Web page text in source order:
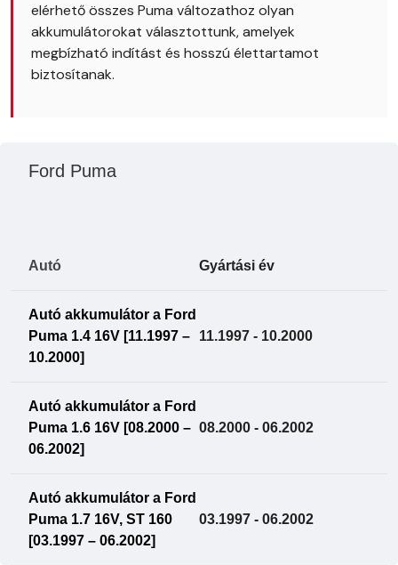
elérhető összes Puma változathoz olyan
akkumulátorokat választottunk, amelyek
megbízható indítást és hosszú élettartamot
biztosítanak.
Ford Puma
Autó Gyártási év
Autó akkumulátor a Ford
Puma 1.4 16V [11.1997 –
10.2000]
11.1997 - 10.2000
Autó akkumulátor a Ford
Puma 1.6 16V [08.2000 –
06.2002]
08.2000 - 06.2002
Autó akkumulátor a Ford
Puma 1.7 16V, ST 160
[03.1997 – 06.2002]
03.1997 - 06.2002